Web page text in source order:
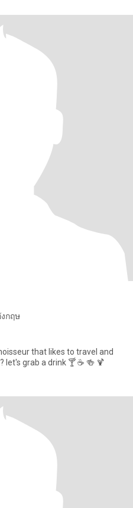
กฤษ
that likes to travel and
grab a drink 🍸 ☕️ 🍻 🍹